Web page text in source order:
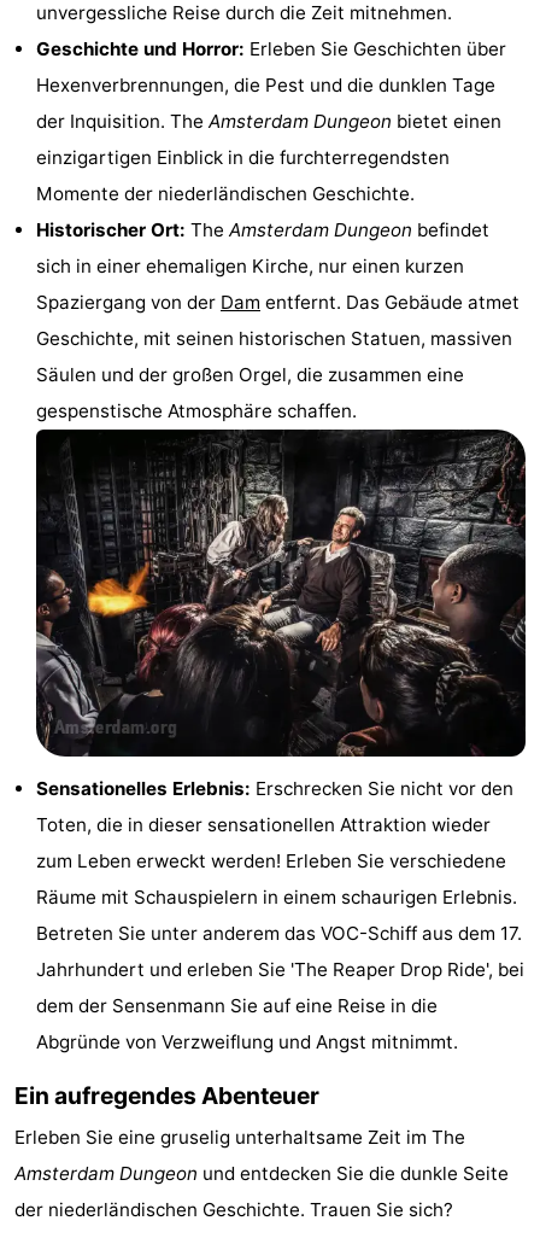
Wandern
Unterhaltung
Essen
trinken
Märkte
Warenhäuser
Veranstaltungen
Spezial
Kanale
Coffeeshops
Homohauptstadt
Rotlichtviertel
Geschichte
Stadt
der
Diamante
Plätze
Gärten
-
unvergessliche Reise durch die Zeit mitnehmen.
Geschichte und Horror: Erleben Sie Geschichten über
Hexenverbrennungen, die Pest und die dunklen Tage
der Inquisition. The Amsterdam Dungeon bietet einen
einzigartigen Einblick in die furchterregendsten
Momente der niederländischen Geschichte.
Historischer Ort: The Amsterdam Dungeon befindet
sich in einer ehemaligen Kirche, nur einen kurzen
Spaziergang von der Dam entfernt. Das Gebäude atmet
Geschichte, mit seinen historischen Statuen, massiven
Säulen und der großen Orgel, die zusammen eine
gespenstische Atmosphäre schaffen.
Sensationelles Erlebnis: Erschrecken Sie nicht vor den
Toten, die in dieser sensationellen Attraktion wieder
zum Leben erweckt werden! Erleben Sie verschiedene
Räume mit Schauspielern in einem schaurigen Erlebnis.
Betreten Sie unter anderem das VOC-Schiff aus dem 17.
Jahrhundert und erleben Sie 'The Reaper Drop Ride', bei
dem der Sensenmann Sie auf eine Reise in die
Abgründe von Verzweiflung und Angst mitnimmt.
Ein aufregendes Abenteuer
Erleben Sie eine gruselig unterhaltsame Zeit im The
Amsterdam Dungeon und entdecken Sie die dunkle Seite
der niederländischen Geschichte. Trauen Sie sich?